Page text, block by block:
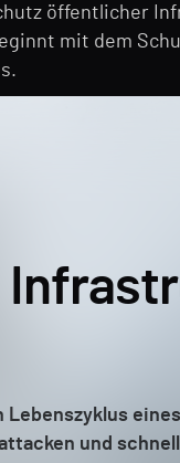
öffentlicher
mit dem
und